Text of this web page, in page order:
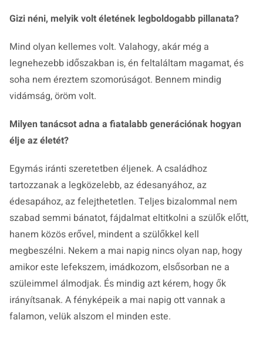
Gizi néni, melyik volt életének legboldogabb pillanata?
Mind olyan kellemes volt. Valahogy, akár még a
legnehezebb időszakban is, én feltaláltam magamat, és
soha nem éreztem szomorúságot. Bennem mindig
vidámság, öröm volt.
Milyen tanácsot adna a fiatalabb generációnak hogyan
élje az életét?
Egymás iránti szeretetben éljenek. A családhoz
tartozzanak a legközelebb, az édesanyához, az
édesapához, az felejthetetlen. Teljes bizalommal nem
szabad semmi bánatot, fájdalmat eltitkolni a szülők előtt,
hanem közös erővel, mindent a szülőkkel kell
megbeszélni. Nekem a mai napig nincs olyan nap, hogy
amikor este lefekszem, imádkozom, elsősorban ne a
szüleimmel álmodjak. És mindig azt kérem, hogy ők
irányítsanak. A fényképeik a mai napig ott vannak a
falamon, velük alszom el minden este.